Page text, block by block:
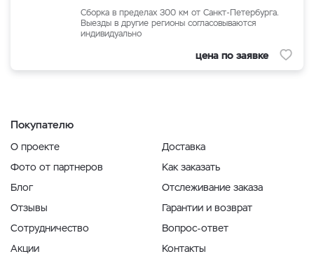
Сборка в пределах 300 км от Санкт-Петербурга.
Выезды в другие регионы согласовываются
индивидуально
цена по заявке
Покупателю
О проекте
Фото от партнеров
Блог
Отзывы
Сотрудничество
Акции
Доставка
Как заказать
Отслеживание заказа
Гарантии и возврат
Вопрос-ответ
Контакты